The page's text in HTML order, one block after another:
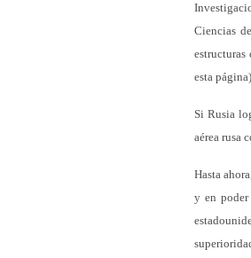
Ciencias
estructuras
esta
Si Rusia
aérea rusa
Hasta
y en poder